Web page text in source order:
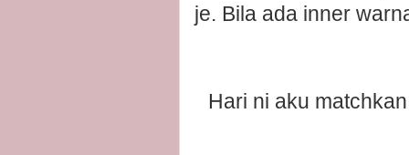
je. Bila ada inner
Hari ni aku